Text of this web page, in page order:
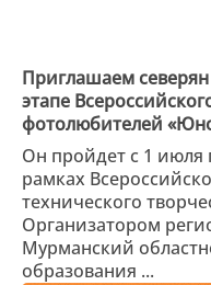
Приглашаем
этапе
фотолюбителей
Он пройдет с 1 июля
рамках
технического
Организатором
Мурманский
образования ...